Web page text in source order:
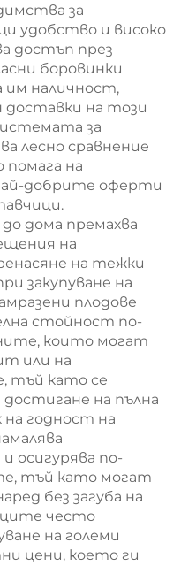
за
удобство и високо
достъп през
боровинки
им наличност,
на този
за
лесно сравнение
помага на
добрите оферти
дома премахва
на
на тежки
закупуване на
плодове
стойност по-
които могат
или на
тъй като се
на пълна
годност на
осигурява по-
тъй като могат
без загуба на
често
на големи
цени, което ги